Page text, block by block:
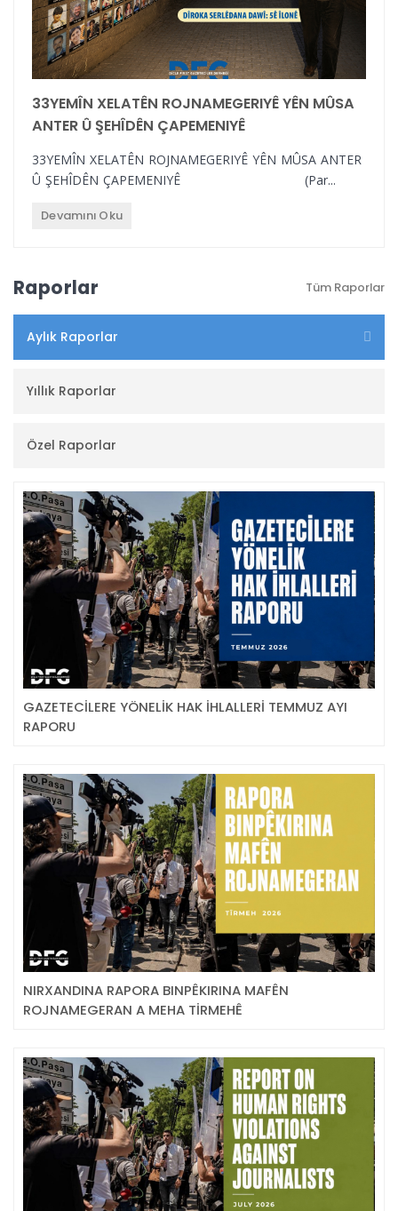
33YEMÎN XELATÊN ROJNAMEGERIYÊ YÊN MÛSA
ANTER Û ŞEHÎDÊN ÇAPEMENIYÊ
33YEMÎN XELATÊN ROJNAMEGERIYÊ YÊN MÛSA ANTER
Û ŞEHÎDÊN ÇAPEMENIYÊ (Par...
Devamını Oku
Raporlar Tüm Raporlar
Aylık Raporlar
Yıllık Raporlar
Özel Raporlar
GAZETECİLERE YÖNELİK HAK İHLALLERİ TEMMUZ AYI
RAPORU
NIRXANDINA RAPORA BINPÊKIRINA MAFÊN
ROJNAMEGERAN A MEHA TİRMEHÊ